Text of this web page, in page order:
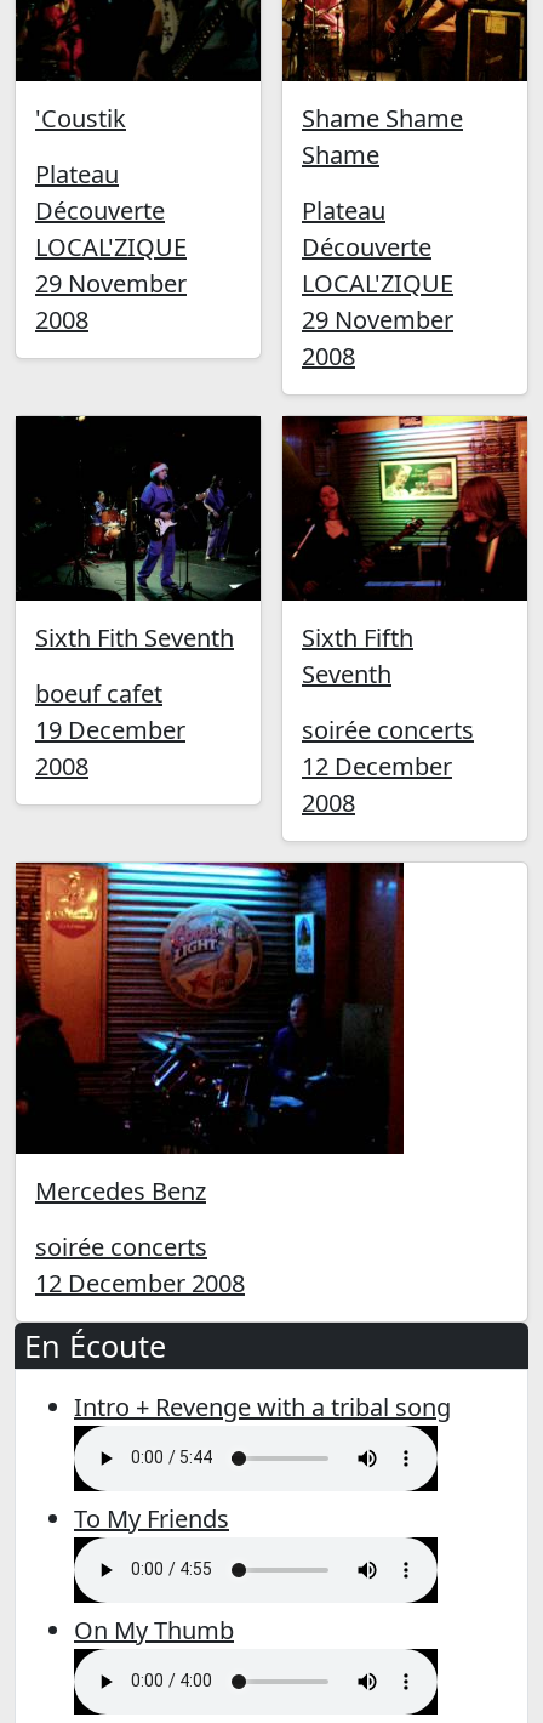
'Coustik
Plateau
Découverte
LOCAL'ZIQUE
29 November
2008
Shame Shame
Shame
Plateau
Découverte
LOCAL'ZIQUE
29 November
2008
Sixth Fith Seventh
boeuf cafet
19 December
2008
Sixth Fifth
Seventh
soirée concerts
12 December
2008
Mercedes Benz
soirée concerts
12 December 2008
En Écoute
Intro + Revenge with a tribal song
To My Friends
On My Thumb